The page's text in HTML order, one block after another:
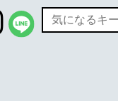
Search
for: